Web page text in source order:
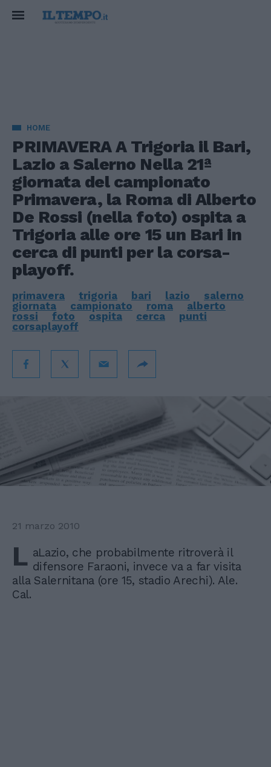
HOME
PRIMAVERA A Trigoria il Bari,
Lazio a Salerno Nella 21ª
giornata del campionato
Primavera, la Roma di Alberto
De Rossi (nella foto) ospita a
Trigoria alle ore 15 un Bari in
cerca di punti per la corsa-
playoff.
primavera trigoria bari lazio
salerno
giornata
campionato roma
alberto
rossi
foto ospita cerca
punti
corsaplayoff
21 marzo 2010
L aLazio, che probabilmente ritroverà il
difensore Faraoni, invece va a far visita
alla Salernitana (ore 15, stadio Arechi). Ale.
Cal.